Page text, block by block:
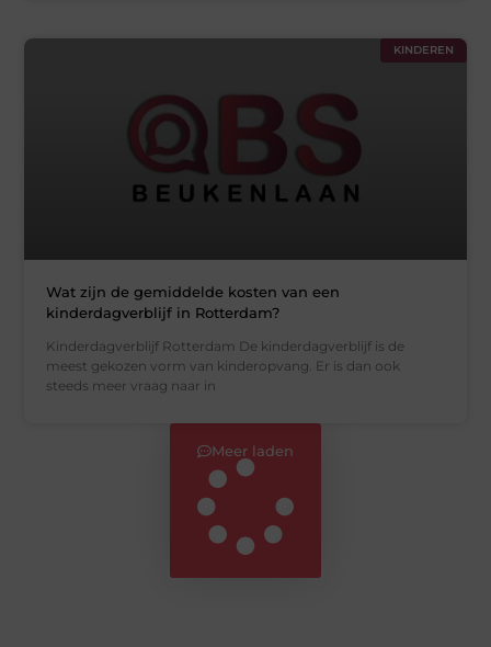
KINDEREN
Wat zijn de gemiddelde kosten van een
kinderdagverblijf in Rotterdam?
Kinderdagverblijf Rotterdam De kinderdagverblijf is de
meest gekozen vorm van kinderopvang. Er is dan ook
steeds meer vraag naar in
Meer laden